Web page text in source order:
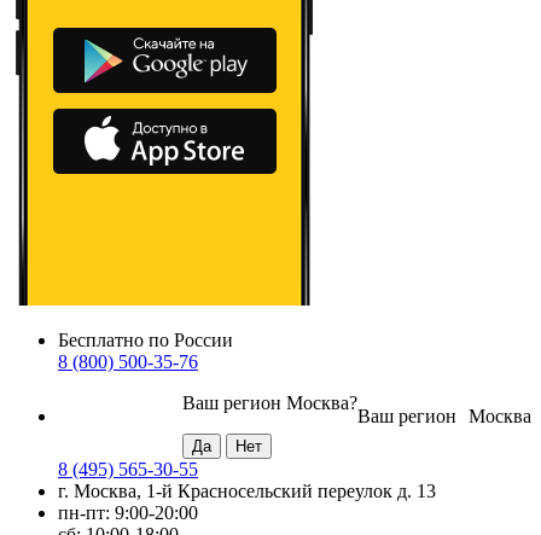
Бесплатно по России
8 (800) 500-35-76
Москва
Ваш регион
Ваш регион Москва?
8 (495) 565-30-55
г. Москва, 1-й Красносельский переулок д. 13
пн-пт: 9:00-20:00